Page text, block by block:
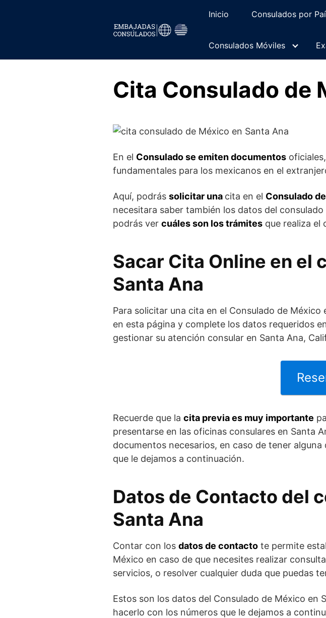
Inicio Consulados por
Consulados Móviles
Cita Consulado de
En el Consulado se emiten documentos
fundamentales para los mexicanos en el
Aquí, podrás solicitar una cita en el Consulado
necesitara saber también los datos del
podrás ver cuáles son los trámites que realiza el
Sacar Cita Online en el
Santa Ana
Para solicitar una cita en el Consulado de
en esta página y complete los datos requeridos
gestionar su atención consular en Santa Ana,
Recuerde que la cita previa es muy importante
presentarse en las oficinas consulares en Santa
documentos necesarios, en caso de tener alguna
que le dejamos a continuación.
Datos de Contacto del
Santa Ana
Contar con los datos de contacto te permite
México en caso de que necesites realizar
servicios, o resolver cualquier duda que puedas
Estos son los datos del Consulado de México en
hacerlo con los números que le dejamos a